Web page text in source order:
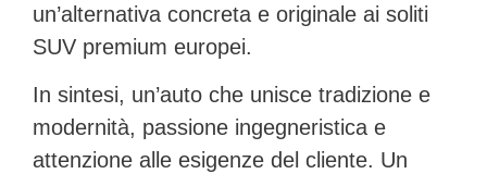
un’alternativa concreta e originale ai soliti
SUV premium europei.
In sintesi, un’auto che unisce tradizione e
modernità, passione ingegneristica e
attenzione alle esigenze del cliente. Un